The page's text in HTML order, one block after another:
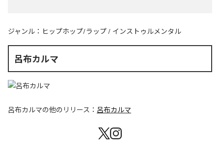
ジャンル： ヒップホップ/ラップ / インストゥルメンタル
呂布カルマ
呂布カルマの他のリリース： 呂布カルマ